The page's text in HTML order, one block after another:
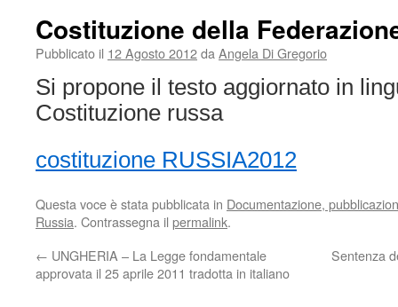
Costituzione della
Pubblicato il 12 Agosto 2012da Angela Di Gregorio
Si propone il testo aggiornato in
Costituzione russa
costituzione RUSSIA2012
Questa voce è stata pubblicata in Documentazione,
Russia. Contrassegna il permalink.
← UNGHERIA – La Legge fondamentale
approvata il 25 aprile 2011 tradotta in italiano
Sentenza